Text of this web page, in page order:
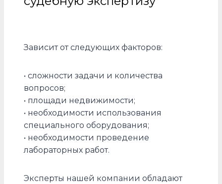
Зависит от следующих факторов:
• сложности задачи и количества
вопросов;
• площади недвижимости;
• необходимости использования
специального оборудования;
• необходимости проведение
лабораторных работ.
Эксперты нашей компании обладают